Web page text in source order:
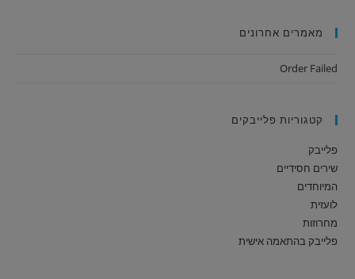
מאמרים אחרונים
Order Failed
קטגוריות פלייבקים
פלייבק
שירים חסידיים
המיוחדים
לועזית
מחרוזות
פלייבק בהתאמה אישית